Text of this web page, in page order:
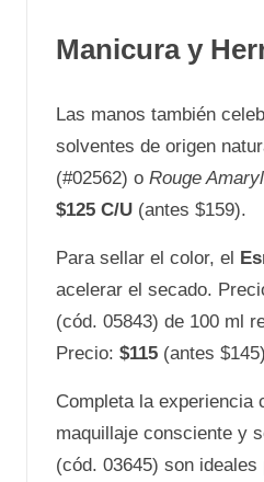
Manicura y
Las manos también
solventes de origen
(#02562) o Rouge
$125 C/U(antes $159).
Para sellar el color, el
acelerar el secado.
(cód. 05843) de 100 ml
Precio: $115(antes
Completa la experiencia
maquillaje consciente y
(cód. 03645) son